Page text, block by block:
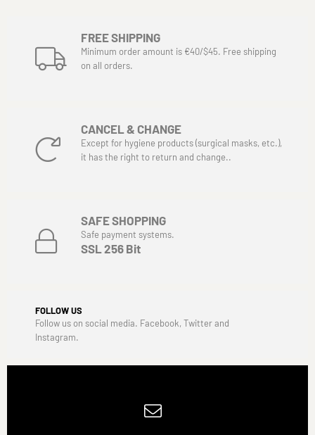
FREE SHIPPING
Minimum order amount is €40/$45. Free shipping
on all orders.
CANCEL & CHANGE
Except for hygiene products (surgical masks, etc.),
it has the right to return and change..
SAFE SHOPPING
Safe payment systems.
SSL 256 Bit
FOLLOW US
Follow us on social media. Facebook, Twitter and
Instagram.